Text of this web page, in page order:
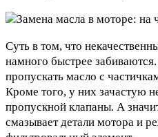
Суть в том, что
намного быстрее
пропускать масло с
Кроме того, у них зачастую
пропускной клапаны. А
смазывает детали мотора и